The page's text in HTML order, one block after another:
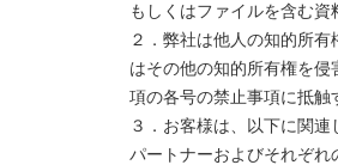
もしくはファイルを含む
２．弊社は他人の知的所
はその他の知的所有権を
項の各号の禁止事項に抵触
３．お客様は、以下に関
パートナーおよびそれぞれ